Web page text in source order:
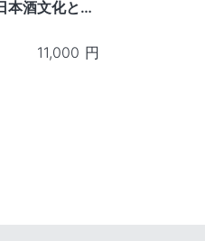
本酒文化とを
11,000 円